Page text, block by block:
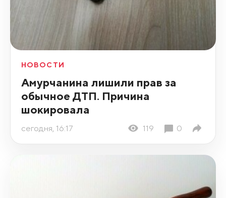
НОВОСТИ
Амурчанина лишили прав за
обычное ДТП. Причина
шокировала
сегодня, 16:17 119 0